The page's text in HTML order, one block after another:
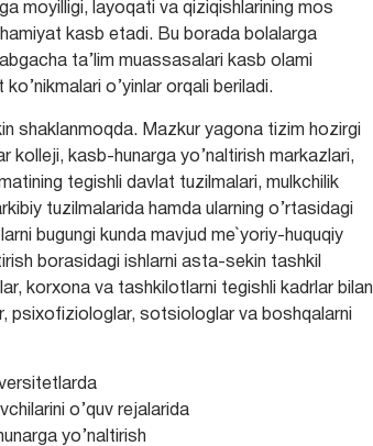
moyilligi, layoqati va qiziqishlarining mos
kasb etadi. Bu borada bolalarga
ta’lim muassasalari kasb olami
o’yinlar orqali beriladi.
shaklanmoqda. Mazkur yagona tizim hozirgi
kolleji, kasb-hunarga yo’naltirish markazlari,
tegishli davlat tuzilmalari, mulkchilik
tuzilmalarida hamda ularning o’rtasidagi
bugungi kunda mavjud me`yoriy-huquqiy
borasidagi ishlarni asta-sekin tashkil
korxona va tashkilotlarni tegishli kadrlar bilan
psixofiziologlar, sotsiologlar va boshqalarni
o’quv rejalarida
yo’naltirish